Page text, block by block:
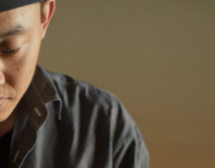
き”に出会いに。韓国」
くる、学びの教科書。」
イーツ予想図 2026」
を掴む 新・開運術。」
US!